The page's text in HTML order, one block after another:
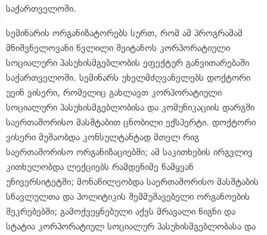
საქართველოში.
სემინარის ორგანიზატორებს სურთ, რომ ამ პროგრამამ
მნიშვნელოვანი წვლილი შეიტანოს კორპორატიული
სოციალური პასუხისმგებლობის ეფექტურ განვითარებაში
საქართველოში. სემინარს უხელმძღვანელებს დოქტორი
უეინ ვისერი, რომელიც გახლავთ კორპორატიული
სოციალური პასუხისმგებლობისა და კომუნიკაციის დარგში
საერთაშორისო მასშტაბით ცნობილი ექსპერტი. დოქტორი
ვისერი მუშაობდა კონსულტანტად მთელ რიგ
საერთაშორისო ორგანიზაციებში; ამ საკითხების ირგვლივ
კითხულობდა ლექციებს რამდენიმე წამყვან
უნივერსიტეტში; მონაწილეობდა საერთაშორისო მასშტაბის
სწავლულთა და პოლიტიკის შემმუშავებელი ორგანოების
შეკრებებში; გამოქვეყნებული აქვს მრავალი წიგნი და
სტატია კორპორატიულ სოციალურ პასუხისმგებლობასა და